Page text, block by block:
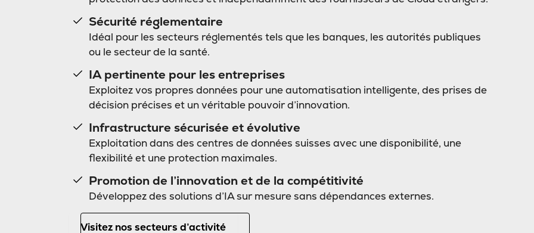
Sécurité réglementaire
Idéal pour les secteurs réglementés tels que les banques, les autorités publiques
ou le secteur de la santé.
IA pertinente pour les entreprises
Exploitez vos propres données pour une automatisation intelligente, des prises de
décision précises et un véritable pouvoir d’innovation.
Infrastructure sécurisée et évolutive
Exploitation dans des centres de données suisses avec une disponibilité, une
flexibilité et une protection maximales.
Promotion de l’innovation et de la compétitivité
Développez des solutions d’IA sur mesure sans dépendances externes.
Visitez nos secteurs d’activité